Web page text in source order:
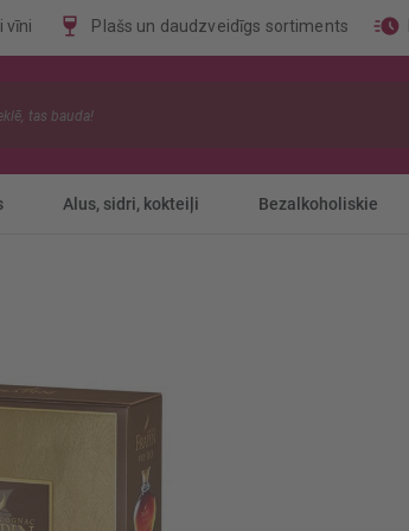
vīni Plašs un daudzveidīgs sortiments
Alus, sidri, kokteiļi Bezalkoholiskie